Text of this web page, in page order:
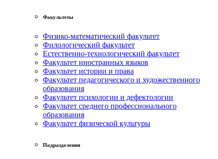
Факультеты
Физико-математический факультет
Филологический факультет
Естественно-технологический факультет
Факультет иностранных языков
Факультет истории и права
Факультет педагогического и художественного
образования
Факультет психологии и дефектологии
Факультет среднего профессионального
образования
Факультет физической культуры
Подразделения